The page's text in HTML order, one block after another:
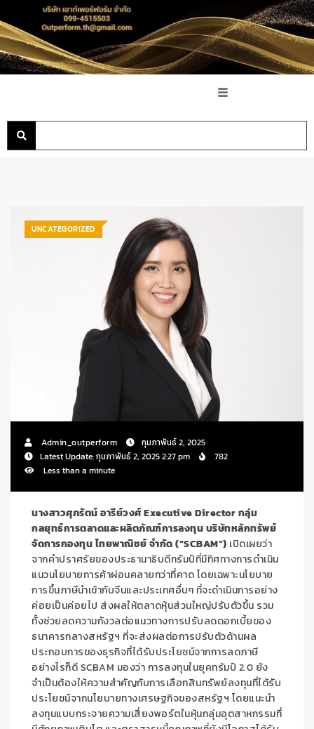
UNCATEGORIZED
Admin_outperform
กุมภาพันธ์ 2, 2025
Latest Update: กุมภาพันธ์ 2, 2025 2:27 pm
782
Less than a minute
นางสาวศุภรัตน์ อารีย์วงศ์Executive Directorกลุ่ม
กลยุทธ์การตลาดและผลิตภัณฑ์การลงทุน บริษัทหลักทรัพย์
จัดการกองทุน ไทยพาณิชย์ จำกัด (“SCBAM”) เปิดเผยว่า
จากคำปราศรัยของประธานาธิบดีทรัมป์ที่มีทิศทางการดำเนิน
แนวนโยบายการค้าผ่อนคลายกว่าที่คาด โดยเฉพาะนโยบาย
การขึ้นภาษีนำเข้ากับจีนและประเทศอื่นๆ ที่จะดำเนินการอย่าง
ค่อยเป็นค่อยไป ส่งผลให้ตลาดหุ้นส่วนใหญ่ปรับตัวขึ้น รวม
ทั้งช่วยลดความกังวลต่อแนวทางการปรับลดดอกเบี้ยของ
ธนาคารกลางสหรัฐฯ ที่จะส่งผลต่อการปรับตัวด้านผล
ประกอบการของธุรกิจที่ได้รับประโยชน์จากการลดภาษี
อย่างไรก็ดีSCBAM มองว่า การลงทุนในยุคทรัมป์ 2.0 ยัง
จำเป็นต้องให้ความสำคัญกับการเลือกสินทรัพย์ลงทุนที่ได้รับ
ประโยชน์จากนโยบายทางเศรษฐกิจของสหรัฐฯ โดยแนะนำ
ลงทุนแบบกระจายความเสี่ยงพอร์ตในหุ้นกลุ่มอุตสาหกรรมที่